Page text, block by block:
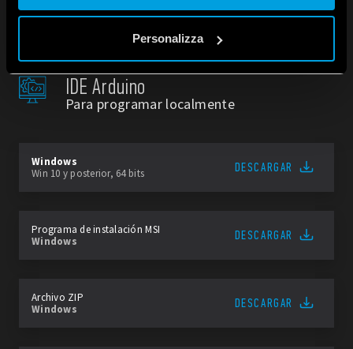
se continua ad utilizzare il nostro sito web.
Personalizza
PROGRAMA CONARDUINO
IDE Arduino
Para programar localmente
Windows
Win 10 y posterior, 64 bits
DESCARGAR
Programa de instalación MSI
Windows
DESCARGAR
Archivo ZIP
Windows
DESCARGAR